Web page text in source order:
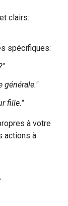
clairs:
spécifiques:
générale."
fille."
à votre
actions à